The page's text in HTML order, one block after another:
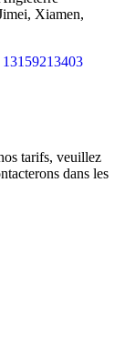
Xiamen,
tarifs, veuillez
dans les